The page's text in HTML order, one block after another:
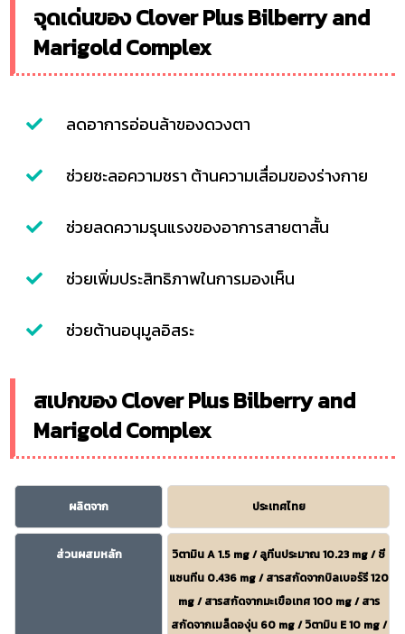
จุดเด่นของ Clover Plus Bilberry and
Marigold Complex
ลดอาการอ่อนล้าของดวงตา
ช่วยชะลอความชรา ต้านความเสื่อมของร่างกาย
ช่วยลดความรุนแรงของอาการสายตาสั้น
ช่วยเพิ่มประสิทธิภาพในการมองเห็น
ช่วยต้านอนุมูลอิสระ
สเปกของ Clover Plus Bilberry and
Marigold Complex
ผลิตจาก ประเทศไทย
ส่วนผสมหลัก
วิตามิน A 1.5 mg / ลูทีนประมาณ 10.23 mg / ซี
แซนทีน 0.436 mg / สารสกัดจากบิลเบอร์รี 120
mg / สารสกัดจากมะเขือเทศ 100 mg / สาร
สกัดจากเมล็ดองุ่น 60 mg / วิตามิน E 10 mg /